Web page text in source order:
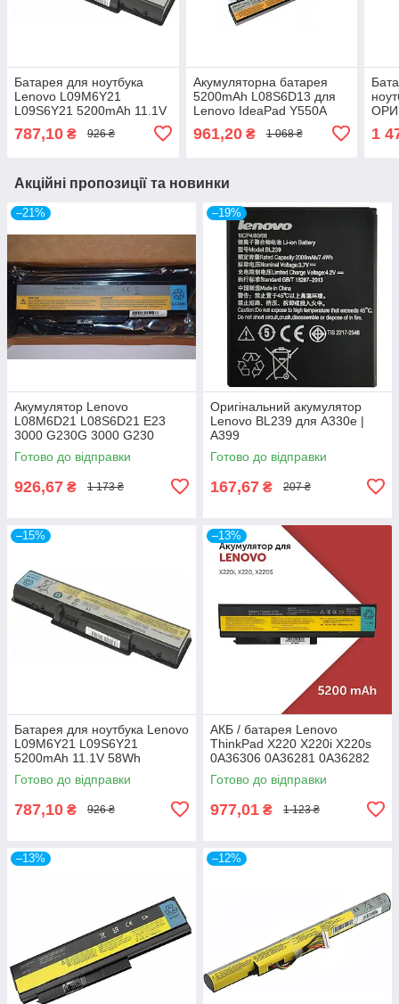
Батарея для ноутбука
Lenovo L09M6Y21
L09S6Y21 5200mAh 11.1V
58Wh IdeaPad B450 B450A
B450L
787,10 ₴ 926 ₴
Акумуляторна батарея
5200mAh L08S6D13 для
Lenovo IdeaPad Y550A
L08L6D13 L08O6D13
961,20₴ 1 068 ₴ 1
Акційні пропозиції та новинки
–21%
Акумулятор Lenovo
L08M6D21 L08S6D21 E23
3000 G230G 3000 G230
Готово до відправки
926,67 ₴ 1 173 ₴
–19%
Оригінальний акумулятор
Lenovo BL239 для A330e |
A399
Готово до відправки
167,67 ₴ 207 ₴
–15%
Батарея для ноутбука Lenovo
L09M6Y21 L09S6Y21
5200mAh 11.1V 58Wh
IdeaPad B450 B450A B450L
Готово до відправки
787,10 ₴ 926 ₴
–13%
АКБ / батарея Lenovo
ThinkPad X220 X220i X220s
0A36306 0A36281 0A36282
0A36283 42T4861 42T4862
Готово до відправки
977,01 ₴ 1 123 ₴
–13% –12%